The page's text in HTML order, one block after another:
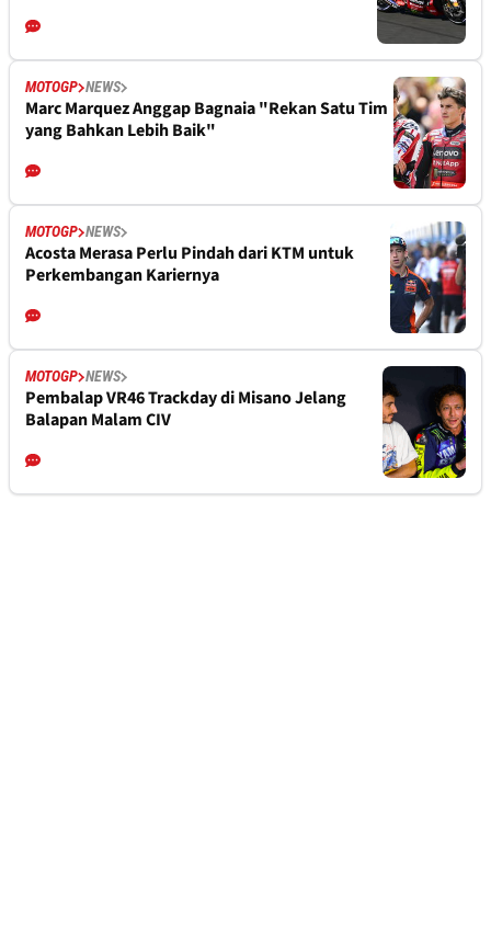
MOTOGP NEWS
Marc Marquez Anggap Bagnaia "Rekan Satu Tim
yang Bahkan Lebih Baik"
MOTOGP NEWS
Acosta Merasa Perlu Pindah dari KTM untuk
Perkembangan Kariernya
MOTOGP NEWS
Pembalap VR46 Trackday di Misano Jelang
Balapan Malam CIV